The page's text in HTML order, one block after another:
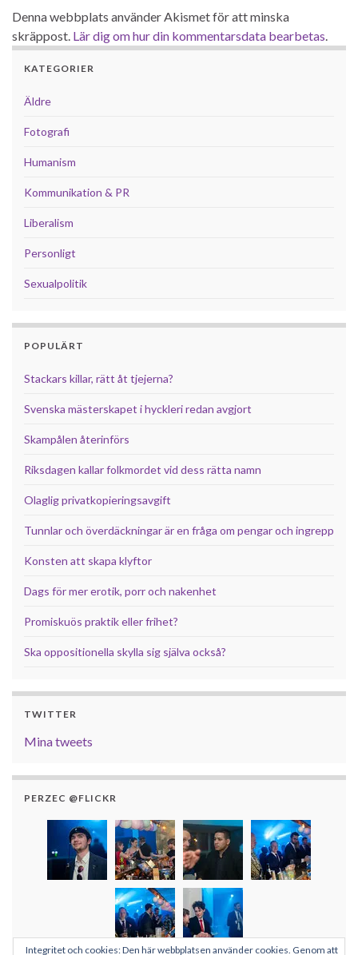
Denna webbplats använder Akismet för att minska
skräppost. Lär dig om hur din kommentarsdata bearbetas.
KATEGORIER
Äldre
Fotografi
Humanism
Kommunikation & PR
Liberalism
Personligt
Sexualpolitik
POPULÄRT
Stackars killar, rätt åt tjejerna?
Svenska mästerskapet i hyckleri redan avgjort
Skampålen återinförs
Riksdagen kallar folkmordet vid dess rätta namn
Olaglig privatkopieringsavgift
Tunnlar och överdäckningar är en fråga om pengar och ingrepp
Konsten att skapa klyftor
Dags för mer erotik, porr och nakenhet
Promiskuös praktik eller frihet?
Ska oppositionella skylla sig själva också?
TWITTER
Mina tweets
PERZEC @FLICKR
Integritet och cookies: Den här webbplatsen använder cookies. Genom att